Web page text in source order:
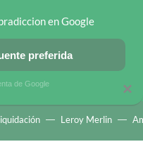
MÓVILES OFERTAS EN
Leroy Merlin
×
en Google
preferida
de Google